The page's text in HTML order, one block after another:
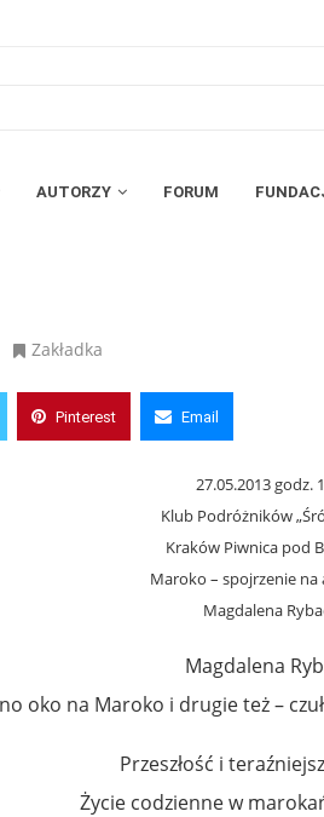
AUTORZY FORUM
Zakładka
Pinterest Email
27.05.2013 godz.
Klub Podróżników
Kraków Piwnica pod
Maroko – spojrzenie na
Magdalena
Magdalena
oko na Maroko i drugie też –
Przeszłość i
Życie codzienne w